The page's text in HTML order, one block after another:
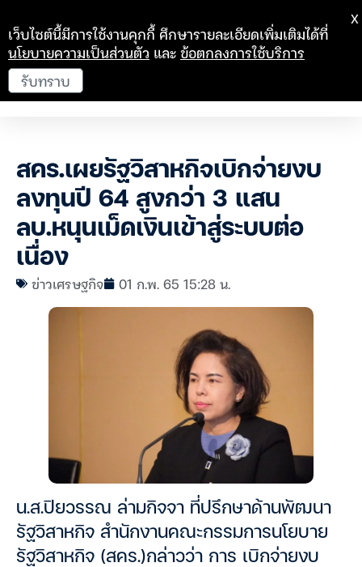
สคร.เผยรัฐวิสาหกิจเบิกจ่ายงบ
ลงทุนปี 64 สูงกว่า 3 แสน
ลบ.หนุนเม็ดเงินเข้าสู่ระบบต่อ
เนื่อง
ข่าวเศรษฐกิจ 01 ก.พ. 65 15:28 น.
น.ส.ปิยวรรณ ล่ามกิจจา ที่ปรึกษาด้านพัฒนา
รัฐวิสาหกิจ สำนักงานคณะกรรมการนโยบาย
รัฐวิสาหกิจ (สคร.)กล่าวว่า การ เบิกจ่ายงบ
เว็บไซต์นี้มีการใช้งานคุกกี้ ศึกษารายละเอียดเพิ่มเติมได้ที่
นโยบายความเป็นส่วนตัว และข้อตกลงการใช้บริการ
รับทราบ
X